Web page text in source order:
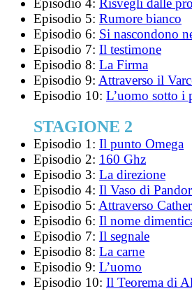
Episodio 5: Rumore bianco
Episodio 6: Si nascondono
Episodio 7: Il testimone
Episodio 8: La Firma
Episodio 9: Attraverso il
Episodio 10: L’uomo sotto i
STAGIONE 2
Episodio 1: Il punto Omega
Episodio 2: 160 Ghz
Episodio 3: La direzione
Episodio 4: Il Vaso di
Episodio 5: Attraverso
Episodio 6: Il nome
Episodio 7: Il segnale
Episodio 8: La carne
Episodio 9: L’uomo
Episodio 10: Il Teorema di